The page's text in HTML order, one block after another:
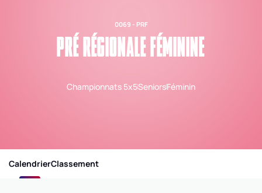
0069 - PRF
PRÉ RÉGIONALE FÉMININE
Championnats 5x5SeniorsFéminin
CalendrierClassement